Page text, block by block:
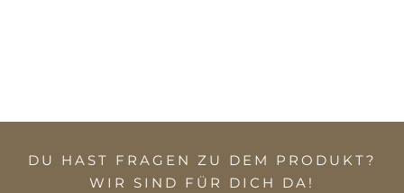
DU HAST FRAGEN ZU DEM PRODUKT?
WIR SIND FÜR DICH DA!